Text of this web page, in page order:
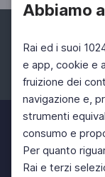
Abbiamo
Rai ed i suoi
e app, cookie e
fruizione dei
navigazione e,
strumenti
consumo e
Per quanto
Rai e terzi
Facebook